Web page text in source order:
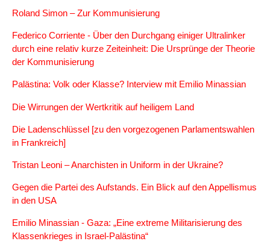
Roland Simon – Zur Kommunisierung
Federico Corriente - Über den Durchgang einiger Ultralinker
durch eine relativ kurze Zeiteinheit: Die Ursprünge der Theorie
der Kommunisierung
Palästina: Volk oder Klasse? Interview mit Emilio Minassian
Die Wirrungen der Wertkritik auf heiligem Land
Die Ladenschlüssel [zu den vorgezogenen Parlamentswahlen
in Frankreich]
Tristan Leoni – Anarchisten in Uniform in der Ukraine?
Gegen die Partei des Aufstands. Ein Blick auf den Appellismus
in den USA
Emilio Minassian - Gaza: „Eine extreme Militarisierung des
Klassenkrieges in Israel-Palästina“